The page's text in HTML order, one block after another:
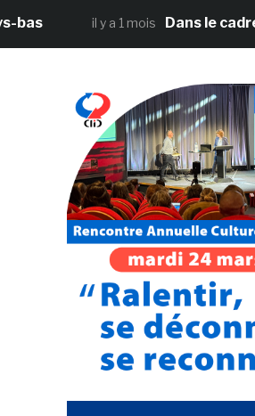
il y a 1 mois Dans le cadre de